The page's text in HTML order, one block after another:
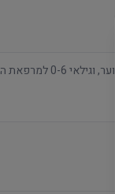
מתקבלים ילדים גילאי 6-18 למרפאת ילדים ונוער,